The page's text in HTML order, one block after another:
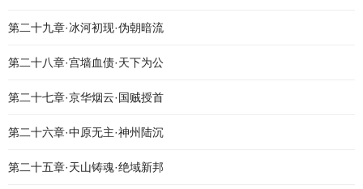
第二十九章·冰河初现·伪朝暗流
第二十八章·宫墙血债·天下为公
第二十七章·京华烟云·国贼授首
第二十六章·中原无主·神州陆沉
第二十五章·天山铸魂·绝域新邦